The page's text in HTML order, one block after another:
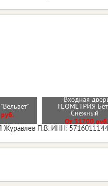
Входная
ГЕОМЕТРИЯ
Снежный
От 31700 руб.
Журавлев П.В. ИНН: